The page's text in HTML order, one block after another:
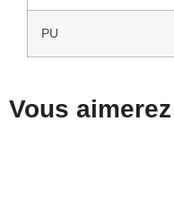
PU
Vous